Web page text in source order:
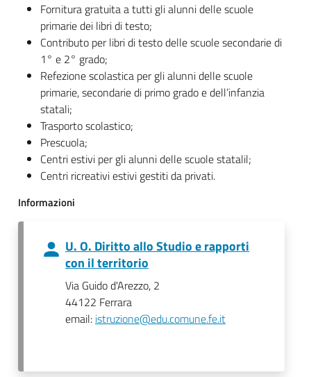
Fornitura gratuita a tutti gli alunni delle scuole
primarie dei libri di testo;
Contributo per libri di testo delle scuole secondarie di
1° e 2° grado;
Refezione scolastica per gli alunni delle scuole
primarie, secondarie di primo grado e dell’infanzia
statali;
Trasporto scolastico;
Prescuola;
Centri estivi per gli alunni delle scuole statalil;
Centri ricreativi estivi gestiti da privati.
Informazioni
U. O. Diritto allo Studio e rapporti
con il territorio
Via Guido d'Arezzo, 2
44122 Ferrara
email: istruzione@edu.comune.fe.it